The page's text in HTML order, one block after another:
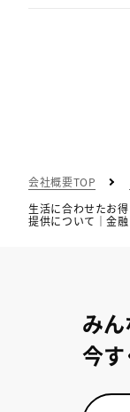
会社概要TOP
生活に合わせたお
提供について｜金
み
今す